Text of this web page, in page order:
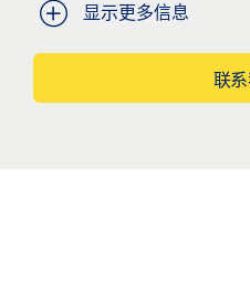
显示更多信息
联